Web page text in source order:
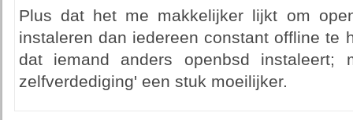
Plus dat het me makkelijker lijkt om
instaleren dan iedereen constant offline te
dat iemand anders openbsd
zelfverdediging' een stuk moeilijker.